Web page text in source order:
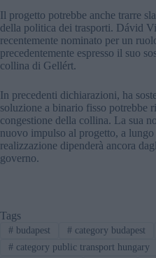
Il progetto potrebbe anche trarre
della politica dei trasporti. Dávid
recentemente nominato per un
precedentemente espresso il suo
collina di Gellért.
In precedenti dichiarazioni, ha
soluzione a binario fisso potrebbe
congestione della collina. La sua
nuovo impulso al progetto, a lungo
realizzazione dipenderà ancora
governo.
Tags
#budapest #category budapest
#category public transport hungary